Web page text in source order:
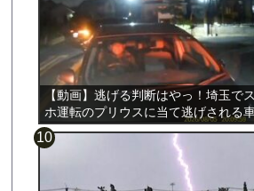
【動画】逃げる判断はやっ！埼玉で
ホ運転のプリウスに当て逃げされる
載。